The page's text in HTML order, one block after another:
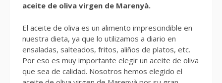
aceite de oliva virgen de Marenyà.
El aceite de oliva es un alimento imprescindible en
nuestra dieta, ya que lo utilizamos a diario en
ensaladas, salteados, fritos, aliños de platos, etc.
Por eso es muy importante elegir un aceite de oliva
que sea de calidad. Nosotros hemos elegido el